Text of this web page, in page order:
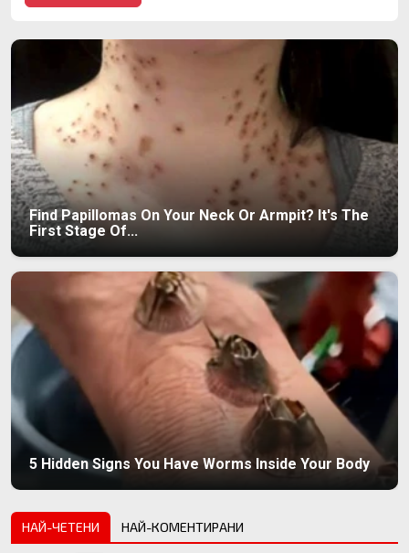
Find Papillomas On Your Neck Or Armpit? It's The
First Stage Of...
5 Hidden Signs You Have Worms Inside Your Body
НАЙ-ЧЕТЕНИ НАЙ-КОМЕНТИРАНИ